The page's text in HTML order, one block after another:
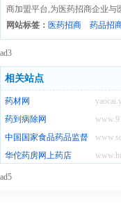
商加盟平台,为医药招商企业与
网站标签： 医药招商 药品招
ad3
相关站点
药材网
药到病除网
中国国家食品药品监督管理局
华佗药房网上药店
ad5